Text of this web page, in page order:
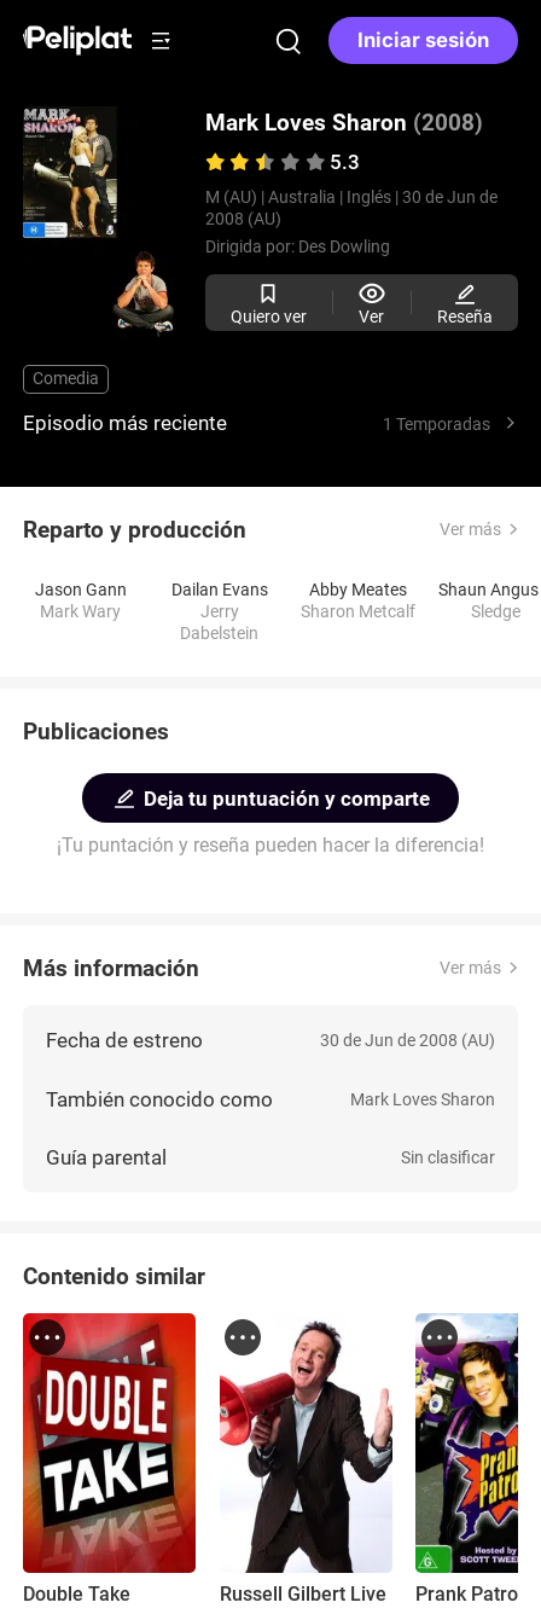
Iniciar sesión
Mark Loves Sharon (2008)
5.3
M (AU) | Australia | Inglés | 30 de Jun de
2008 (AU)
Dirigida por: Des Dowling
Quiero ver Ver Reseña
Comedia
Episodio más reciente 1 Temporadas
Reparto y producción Ver más
Jason Gann
Mark Wary
Dailan Evans
Jerry
Dabelstein
Abby Meates
Sharon Metcalf
Sledge
Publicaciones
Deja tu puntuación y comparte
¡Tu puntación y reseña pueden hacer la diferencia!
Más información Ver más
Fecha de estreno 30 de Jun de 2008 (AU)
También conocido como Mark Loves Sharon
Guía parental Sin clasificar
Contenido similar
Double Take Russell Gilbert Live Prank Patrol